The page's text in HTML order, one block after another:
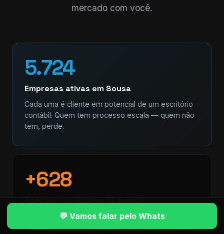
mercado com você.
5.724
Empresas ativas em Sousa
Cada uma é cliente em potencial de um escritório
contábil. Quem tem processo escala — quem não
tem, perde.
+628
Mercado em movimento. Empresa nova precisa de
💬 Vamos falar pelo Whats